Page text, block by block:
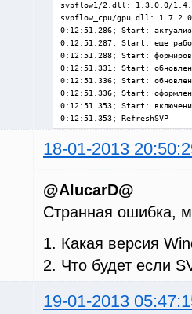
svpflow1/2.dll: 1.3.0.0/
svpflow_cpu/gpu.dll:
0:12:51.286; Start:
0:12:51.287; Start: еще
0:12:51.288; Start:
0:12:51.331; Start:
0:12:51.336; Start:
0:12:51.336; Start:
0:12:51.353; Start:
0:12:51.353; RefreshSVP
0:12:51.355; =====
0:12:51.355; Start:
0:12:51.855; =====
0:12:51.981; T1T: начало
0:12:51.983; T1T:
0:12:51.984; T1T:
0:12:51.991; T1T:
0:12:52.366; =====
25 * (12 : 5) = 60 fps
0:12:52.366;
0:12:52.732; Error: Повысить
18-01-2013
@AlucarD@
Странная ошибка,
1. Какая версия
2. Что будет если
19-01-2013